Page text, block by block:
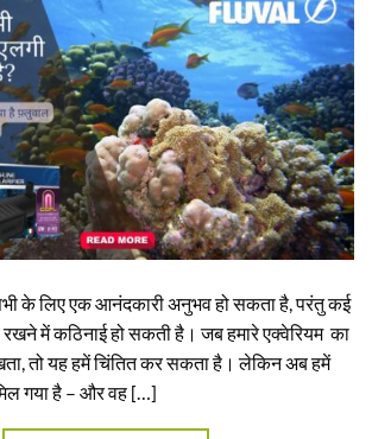
के लिए एक आनंदकारी अनुभव हो सकता है, परंतु कई
में कठिनाई हो सकती है। जब हमारे एक्वेरियम का
तो यह हमें चिंतित कर सकता है। लेकिन अब हमें
गया है – और वह […]